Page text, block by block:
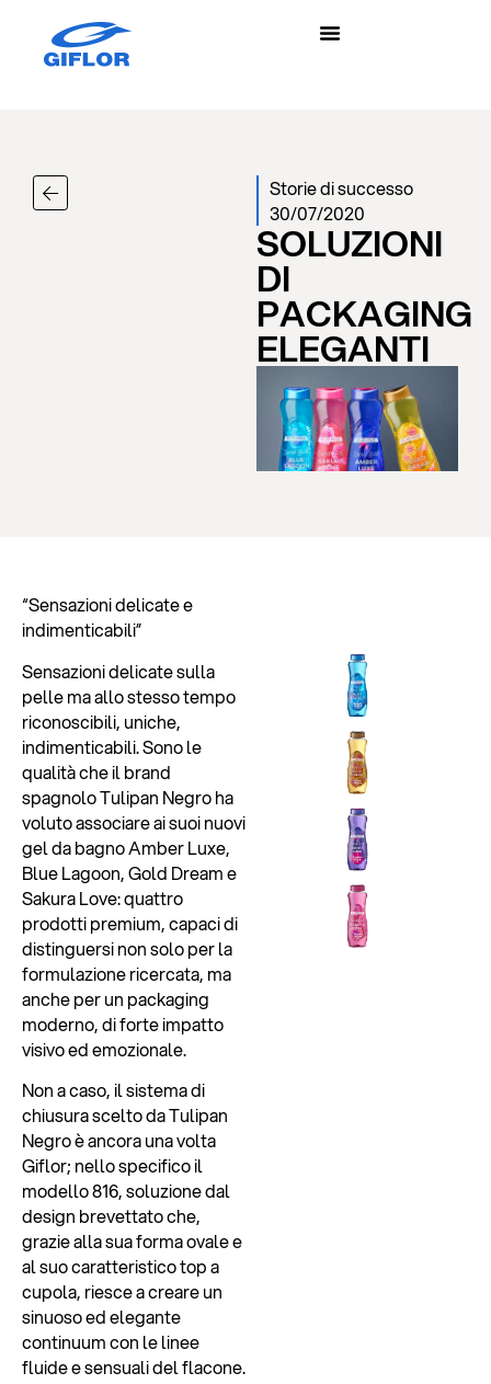
Storie di successo
30/07/2020
SOLUZIONI
DI
PACKAGING
ELEGANTI
“Sensazioni delicate e
indimenticabili”
Sensazioni delicate sulla
pelle ma allo stesso tempo
riconoscibili, uniche,
indimenticabili. Sono le
qualità che il brand
spagnolo Tulipan Negro ha
voluto associare ai suoi nuovi
gel da bagno Amber Luxe,
Blue Lagoon, Gold Dream e
Sakura Love: quattro
prodotti premium, capaci di
distinguersi non solo per la
formulazione ricercata, ma
anche per un packaging
moderno, di forte impatto
visivo ed emozionale.
Non a caso, il sistema di
chiusura scelto da Tulipan
Negro è ancora una volta
Giflor; nello specifico il
modello 816, soluzione dal
design brevettato che,
grazie alla sua forma ovale e
al suo caratteristico top a
cupola, riesce a creare un
sinuoso ed elegante
continuum con le linee
fluide e sensuali del flacone.